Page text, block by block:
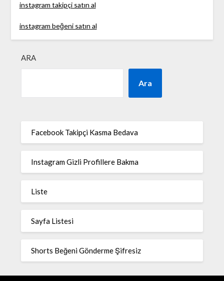
instagram takipçi satın al
instagram beğeni satın al
ARA
Ara
Facebook Takipçi Kasma Bedava
Instagram Gizli Profillere Bakma
Liste
Sayfa Listesi
Shorts Beğeni Gönderme Şifresiz